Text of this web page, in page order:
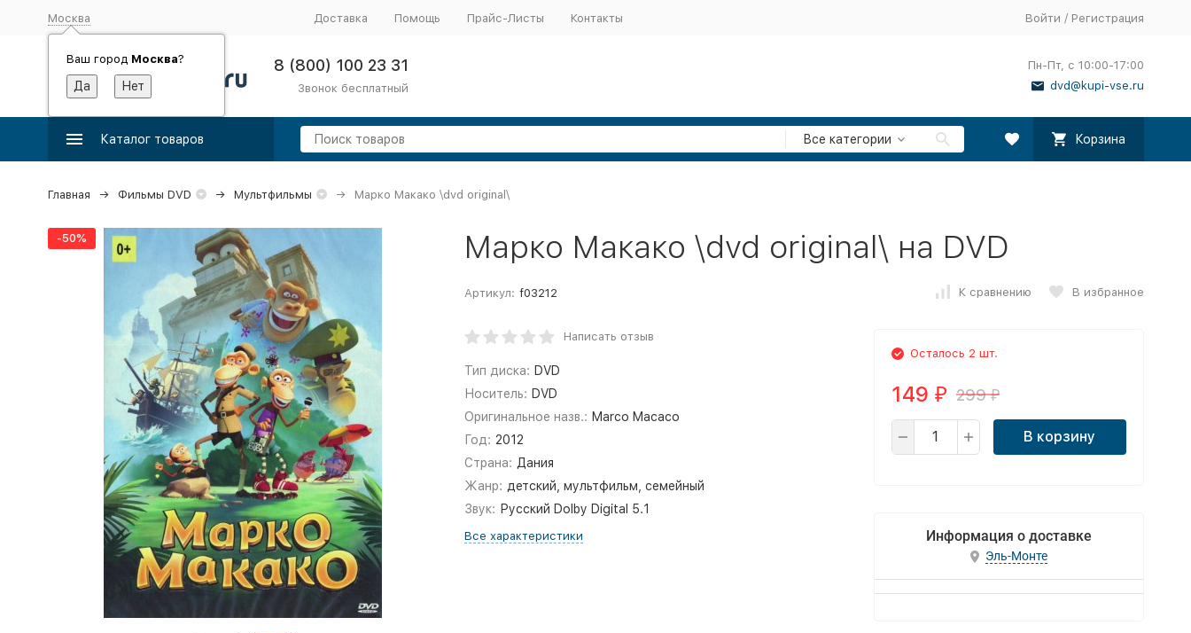
Москва
Ваш город Москва?
Доставка Помощь Прайс-Листы Контакты Войти / Регистрация
8 (800) 100 23 31
Звонок бесплатный
Пн-Пт, с 10:00-17:00
dvd@kupi-vse.ru
Каталог товаров Все категории Корзина
Главная Фильмы DVD Мультфильмы Марко Макако \dvd original\
-50% Марко Макако \dvd original\ на DVD
Артикул: f03212 К сравнению В избранное
Написать отзыв
Тип диска: DVD
Носитель: DVD
Оригинальное назв.: Marco Macaco
Год: 2012
Страна: Дания
Жанр: детский, мультфильм, семейный
Звук: Русский Dolby Digital 5.1
Все характеристики
Осталось 2 шт.
149 ₽ 299₽
В корзину
Информация о доставке
Эль-Монте